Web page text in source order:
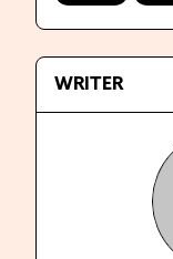
WRITER